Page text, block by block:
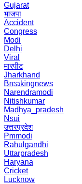
Gujarat
भाजपा
Accident
Congress
Modi
Delhi
Viral
मारपीट
Jharkhand
Breakingnews
Narendramodi
Nitishkumar
Madhya_pradesh
Nsui
उत्तरप्रदेश
Pmmodi
Rahulgandhi
Uttarpradesh
Haryana
Cricket
Lucknow